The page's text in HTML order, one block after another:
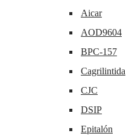
Aicar
AOD9604
BPC-157
Cagrilintida
CJC
DSIP
Epitalón